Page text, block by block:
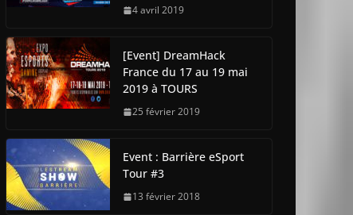
4 avril 2019
[Event] DreamHack
France du 17 au 19 mai
2019 à TOURS
25 février 2019
Event : Barrière eSport
Tour #3
13 février 2018